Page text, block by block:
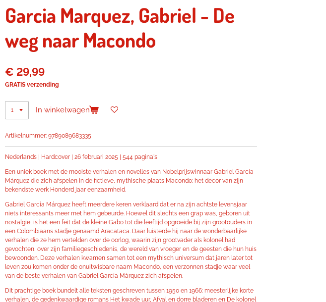
Garcia Marquez, Gabriel - De
weg naar Macondo
€ 29,99
GRATIS verzending
In winkelwagen
Artikelnummer: 9789089683335
Nederlands | Hardcover | 26 februari 2025 | 544 pagina's
Een uniek boek met de mooiste verhalen en novelles van Nobelprijswinnaar Gabriel García
Márquez die zich afspelen in de fictieve, mythische plaats Macondo; het decor van zijn
bekendste werk Honderd jaar eenzaamheid.
Gabriel García Márquez heeft meerdere keren verklaard dat er na zijn achtste levensjaar
niets interessants meer met hem gebeurde. Hoewel dit slechts een grap was, geboren uit
nostalgie, is het een feit dat de kleine Gabo tot die leeftijd opgroeide bij zijn grootouders in
een Colombiaans stadje genaamd Aracataca. Daar luisterde hij naar de wonderbaarlijke
verhalen die ze hem vertelden over de oorlog, waarin zijn grootvader als kolonel had
gevochten, over zijn familiegeschiedenis, de wereld van vroeger en de geesten die hun huis
bewoonden. Deze verhalen kwamen samen tot een mythisch universum dat jaren later tot
leven zou komen onder de onuitwisbare naam Macondo, een verzonnen stadje waar veel
van de beste verhalen van Gabriel García Márquez zich afspelen.
Dit prachtige boek bundelt alle teksten geschreven tussen 1950 en 1966: meesterlijke korte
verhalen, de gedenkwaardige romans Het kwade uur, Afval en dorre bladeren en De kolonel